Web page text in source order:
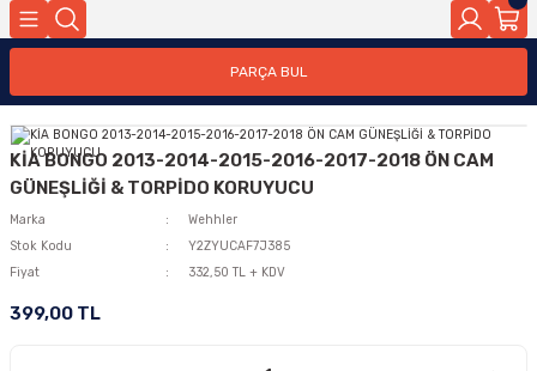
PARÇA BUL
KİA BONGO 2013-2014-2015-2016-2017-2018 ÖN CAM
GÜNEŞLİĞİ & TORPİDO KORUYUCU
Marka
Wehhler
Stok Kodu
Y2ZYUCAF7J385
Fiyat
332,50 TL + KDV
399,00 TL